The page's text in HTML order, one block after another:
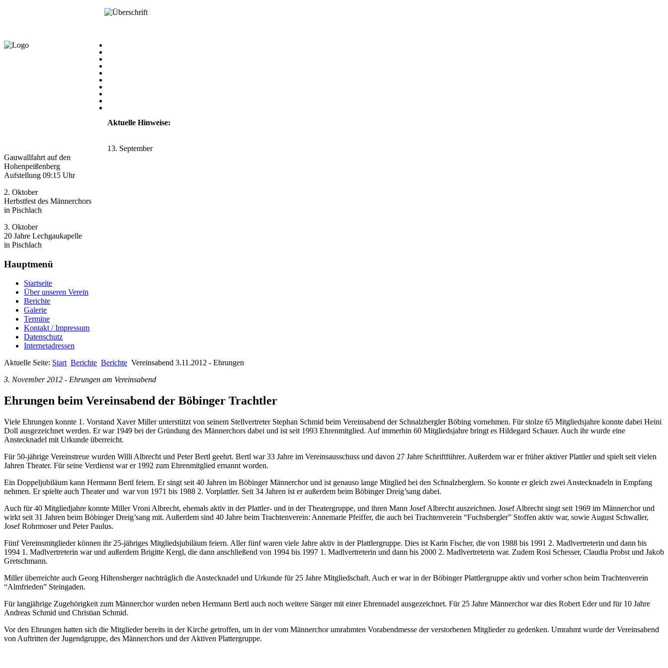
Aktuelle Hinweise:
13. September
Gauwallfahrt auf den
Hohenpeißenberg
Aufstellung 09:15 Uhr
2. Oktober
Herbstfest des Männerchors
in Pischlach
3. Oktober
20 Jahre Lechgaukapelle
in Pischlach
Hauptmenü
Startseite
Über unseren Verein
Berichte
Galerie
Termine
Kontakt / Impressum
Datenschutz
Internetadressen
Aktuelle Seite: Start Berichte Berichte Vereinsabend 3.11.2012 - Ehrungen
3. November 2012 - Ehrungen am Vereinsabend
Ehrungen beim Vereinsabend der Böbinger Trachtler
Viele Ehrungen konnte 1. Vorstand Xaver Miller unterstützt von seinem Stellvertreter Stephan Schmid beim Vereinsabend der Schnalzbergler Böbing vornehmen. Für stolze 65 Mitgliedsjahre konnte dabei Heini
Doll ausgezeichnet werden. Er war 1949 bei der Gründung des Männerchors dabei und ist seit 1993 Ehrenmitglied. Auf immerhin 60 Mitgliedsjahre bringt es Hildegard Schauer. Auch ihr wurde eine
Anstecknadel mit Urkunde überreicht.
Für 50-jährige Vereinstreue wurden Willi Albrecht und Peter Bertl geehrt. Bertl war 33 Jahre im Vereinsausschuss und davon 27 Jahre Schriftführer. Außerdem war er früher aktiver Plattler und spielt seit vielen
Jahren Theater. Für seine Verdienst war er 1992 zum Ehrenmitglied ernannt worden.
Ein Doppeljubiläum kann Hermann Bertl feiern. Er singt seit 40 Jahren im Böbinger Männerchor und ist genauso lange Mitglied bei den Schnalzberglern. So konnte er gleich zwei Anstecknadeln in Empfang
nehmen. Er spielte auch Theater und war von 1971 bis 1988 2. Vorplattler. Seit 34 Jahren ist er außerdem beim Böbinger Dreig’sang dabei.
Auch für 40 Mitgliedjahre konnte Miller Vroni Albrecht, ehemals aktiv in der Plattler- und in der Theatergruppe, und ihren Mann Josef Albrecht auszeichnen. Josef Albrecht singt seit 1969 im Männerchor und
wirkt seit 31 Jahren beim Böbinger Dreig’sang mit. Außerdem sind 40 Jahre beim Trachtenverein: Annemarie Pfeiffer, die auch bei Trachtenverein “Fuchsbergler” Stoffen aktiv war, sowie August Schwaller,
Josef Rohrmoser und Peter Paulus.
Fünf Vereinsmitglieder können ihr 25-jähriges Mitgliedsjubiläum feiern. Aller fünf waren viele Jahre aktiv in der Plattlergruppe. Dies ist Karin Fischer, die von 1988 bis 1991 2. Madlvertreterin und dann bis
1994 1. Madlvertreterin war und außerdem Brigitte Kergl, die dann anschließend von 1994 bis 1997 1. Madlvertreterin und dann bis 2000 2. Madlvertreterin war. Zudem Rosi Schesser, Claudia Probst und Jakob
Gretschmann.
Miller überreichte auch Georg Hiltensberger nachträglich die Anstecknadel und Urkunde für 25 Jahre Mitgliedschaft. Auch er war in der Böbinger Plattlergruppe aktiv und vorher schon beim Trachtenverein
“Almfrieden” Steingaden.
Für langjährige Zugehörigkeit zum Männerchor wurden neben Hermann Bertl auch noch weitere Sänger mit einer Ehrennadel ausgezeichnet. Für 25 Jahre Männerchor war dies Robert Eder und für 10 Jahre
Andreas Schmid und Christian Schmid.
Vor den Ehrungen hatten sich die Mitglieder bereits in der Kirche getroffen, um in der vom Männerchor umrahmten Vorabendmesse der verstorbenen Mitglieder zu gedenken. Umrahmt wurde der Vereinsabend
von Auftritten der Jugendgruppe, des Männerchors und der Aktiven Plattergruppe.